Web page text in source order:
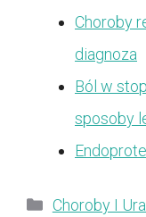
Choroby
diagnoza
Ból w
sposoby
Kategorie
Choroby I